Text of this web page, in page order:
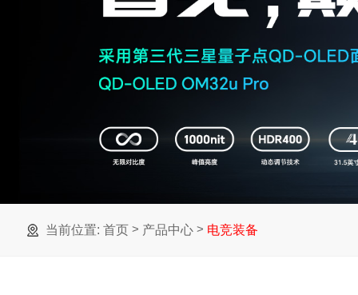
当前位置: 首页> 产品中心> 电竞装备